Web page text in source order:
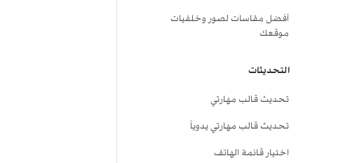
أفضل مقاسات لصور وخلفيات
موقعك
التحديثات
تحديث قالب مهارتي
تحديث قالب مهارتي يدوياً
اختيار قائمة الهاتف